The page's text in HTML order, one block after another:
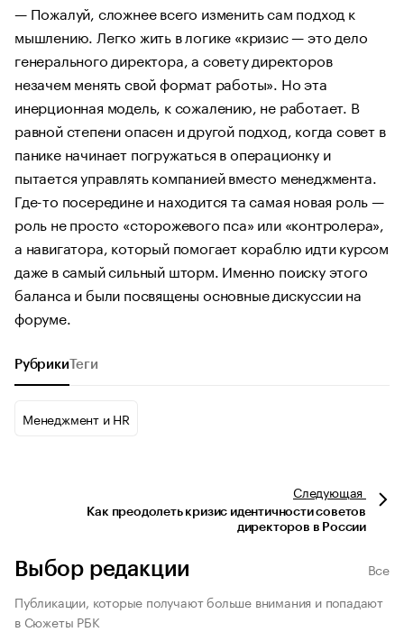
— Пожалуй, сложнее всего изменить сам подход к
мышлению. Легко жить в логике «кризис — это дело
генерального директора, а совету директоров
незачем менять свой формат работы». Но эта
инерционная модель, к сожалению, не работает. В
равной степени опасен и другой подход, когда совет в
панике начинает погружаться в операционку и
пытается управлять компанией вместо менеджмента.
Где-то посередине и находится та самая новая роль —
роль не просто «сторожевого пса» или «контролера»,
а навигатора, который помогает кораблю идти курсом
даже в самый сильный шторм. Именно поиску этого
баланса и были посвящены основные дискуссии на
форуме.
Рубрики Теги
Менеджмент и HR
Следующая
Как преодолеть кризис идентичности советов
директоров в России
Выбор редакции
Все
Публикации, которые получают больше внимания и попадают
в Сюжеты РБК